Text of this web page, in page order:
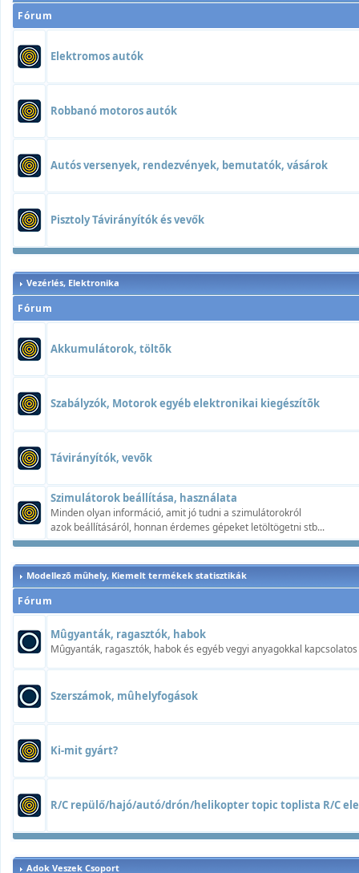
Fórum
Elektromos autók
Robbanó motoros autók
Autós versenyek, rendezvények, bemutatók, vásárok
Pisztoly Távirányítók és vevők
Vezérlés, Elektronika
Fórum
Akkumulátorok, töltõk
Szabályzók, Motorok egyéb elektronikai kiegészítõk
Távirányítók, vevõk
Szimulátorok beállítása, használata
Minden olyan információ, amit jó tudni a szimulátorokról
azok beállításáról, honnan érdemes gépeket letöltögetni stb...
Modellezõ mûhely, Kiemelt termékek statisztikák
Fórum
Mûgyanták, ragasztók, habok
Mûgyanták, ragasztók, habok és egyéb vegyi anyagokkal
Szerszámok, mûhelyfogások
Ki-mit gyárt?
R/C repülő/hajó/autó/drón/helikopter topic toplista R/C
Adok Veszek Csoport